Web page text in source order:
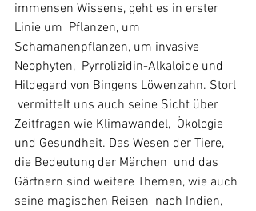
immensen Wissens, geht es in erster
Linie um  Pflanzen, um
Schamanenpflanzen, um invasive
Neophyten,  Pyrrolizidin-Alkaloide und
Hildegard von Bingens Löwenzahn. Storl
vermittelt uns auch seine Sicht über
Zeitfragen wie Klimawandel,  Ökologie
und Gesundheit. Das Wesen der Tiere,
die Bedeutung der Märchen  und das
Gärtnern sind weitere Themen, wie auch
seine magischen Reisen  nach Indien,